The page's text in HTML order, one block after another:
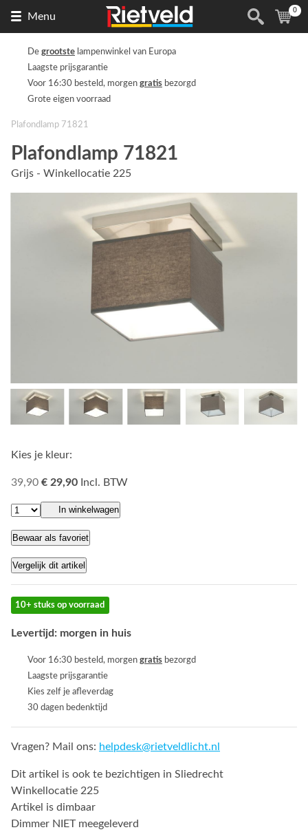
Menu
de
(
0
De grootste lampenwinkel van Europa
Laagste prijsgarantie
Voor 16:30 besteld, morgen gratis bezorgd
Grote eigen voorraad
Plafondlamp 71821
Plafondlamp 71821
Grijs - Winkellocatie 225
Kies je kleur:
39,90 € 29,90 Incl. BTW
In winkelwagen
Bewaar als favoriet
Vergelijk dit artikel
10+ stuks op voorraad
Levertijd: morgen in huis
Voor 16:30 besteld, morgen gratis bezorgd
Laagste prijsgarantie
Kies zelf je afleverdag
30 dagen bedenktijd
Vragen? Mail ons: helpdesk@rietveldlicht.nl
Dit artikel is ook te bezichtigen in Sliedrecht
Winkellocatie 225
Artikel is dimbaar
Dimmer NIET meegeleverd